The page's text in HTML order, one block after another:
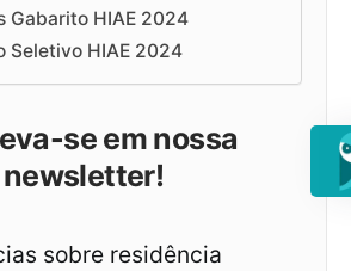
Gabarito HIAE 2024
Seletivo HIAE 2024
se em nossa
newsletter!
sobre residência